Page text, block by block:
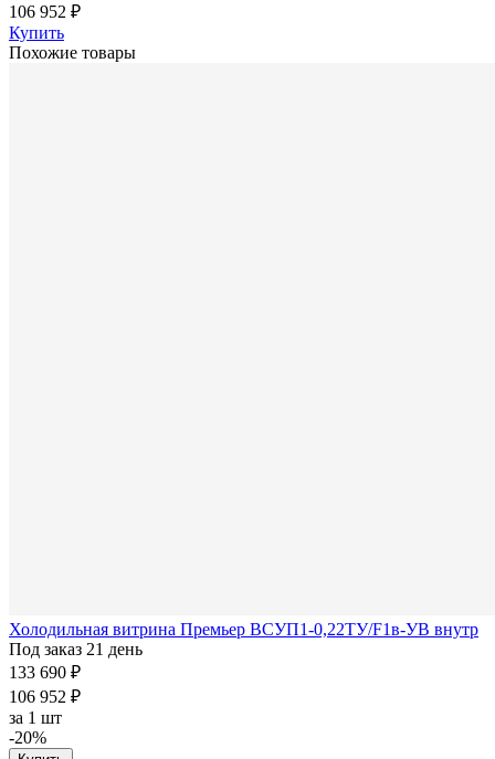
106 952 ₽
Купить
Похожие товары
Холодильная витрина Премьер ВСУП1-0,22ТУ/F1в-УВ внутр
Под заказ 21 день
133 690 ₽
106 952 ₽
за 1 шт
-20%